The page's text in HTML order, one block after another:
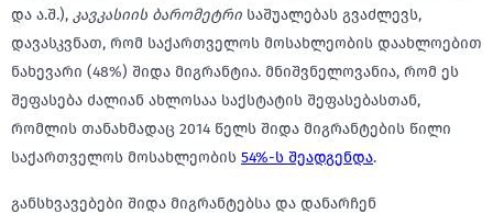
და ა.შ.), კავკასიის ბარომეტრი საშუალებას გვაძლევს,
დავასკვნათ, რომ საქართველოს მოსახლეობის დაახლოებით
ნახევარი (48%) შიდა მიგრანტია. მნიშვნელოვანია, რომ ეს
შეფასება ძალიან ახლოსაა საქსტატის შეფასებასთან,
რომლის თანახმადაც 2014 წელს შიდა მიგრანტების წილი
საქართველოს მოსახლეობის 54%-ს შეადგენდა.
განსხვავებები შიდა მიგრანტებსა და დანარჩენ